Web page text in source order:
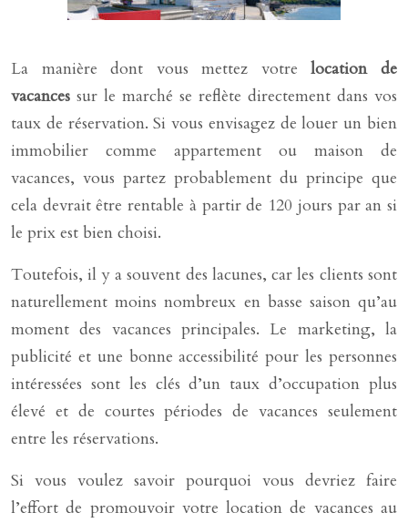
La manière dont vous mettez votrelocation de
vacances sur le marché se reflète directement dans vos
taux de réservation. Si vous envisagez de louer un bien
immobilier comme appartement ou maison de
vacances, vous partez probablement du principe que
cela devrait être rentable à partir de 120 jours par an si
le prix est bien choisi.
Toutefois, il y a souvent des lacunes, car les clients sont
naturellement moins nombreux en basse saison qu’au
moment des vacances principales. Le marketing, la
publicité et une bonne accessibilité pour les personnes
intéressées sont les clés d’un taux d’occupation plus
élevé et de courtes périodes de vacances seulement
entre les réservations.
Si vous voulez savoir pourquoi vous devriez faire
l’effort de promouvoir votre location de vacances au